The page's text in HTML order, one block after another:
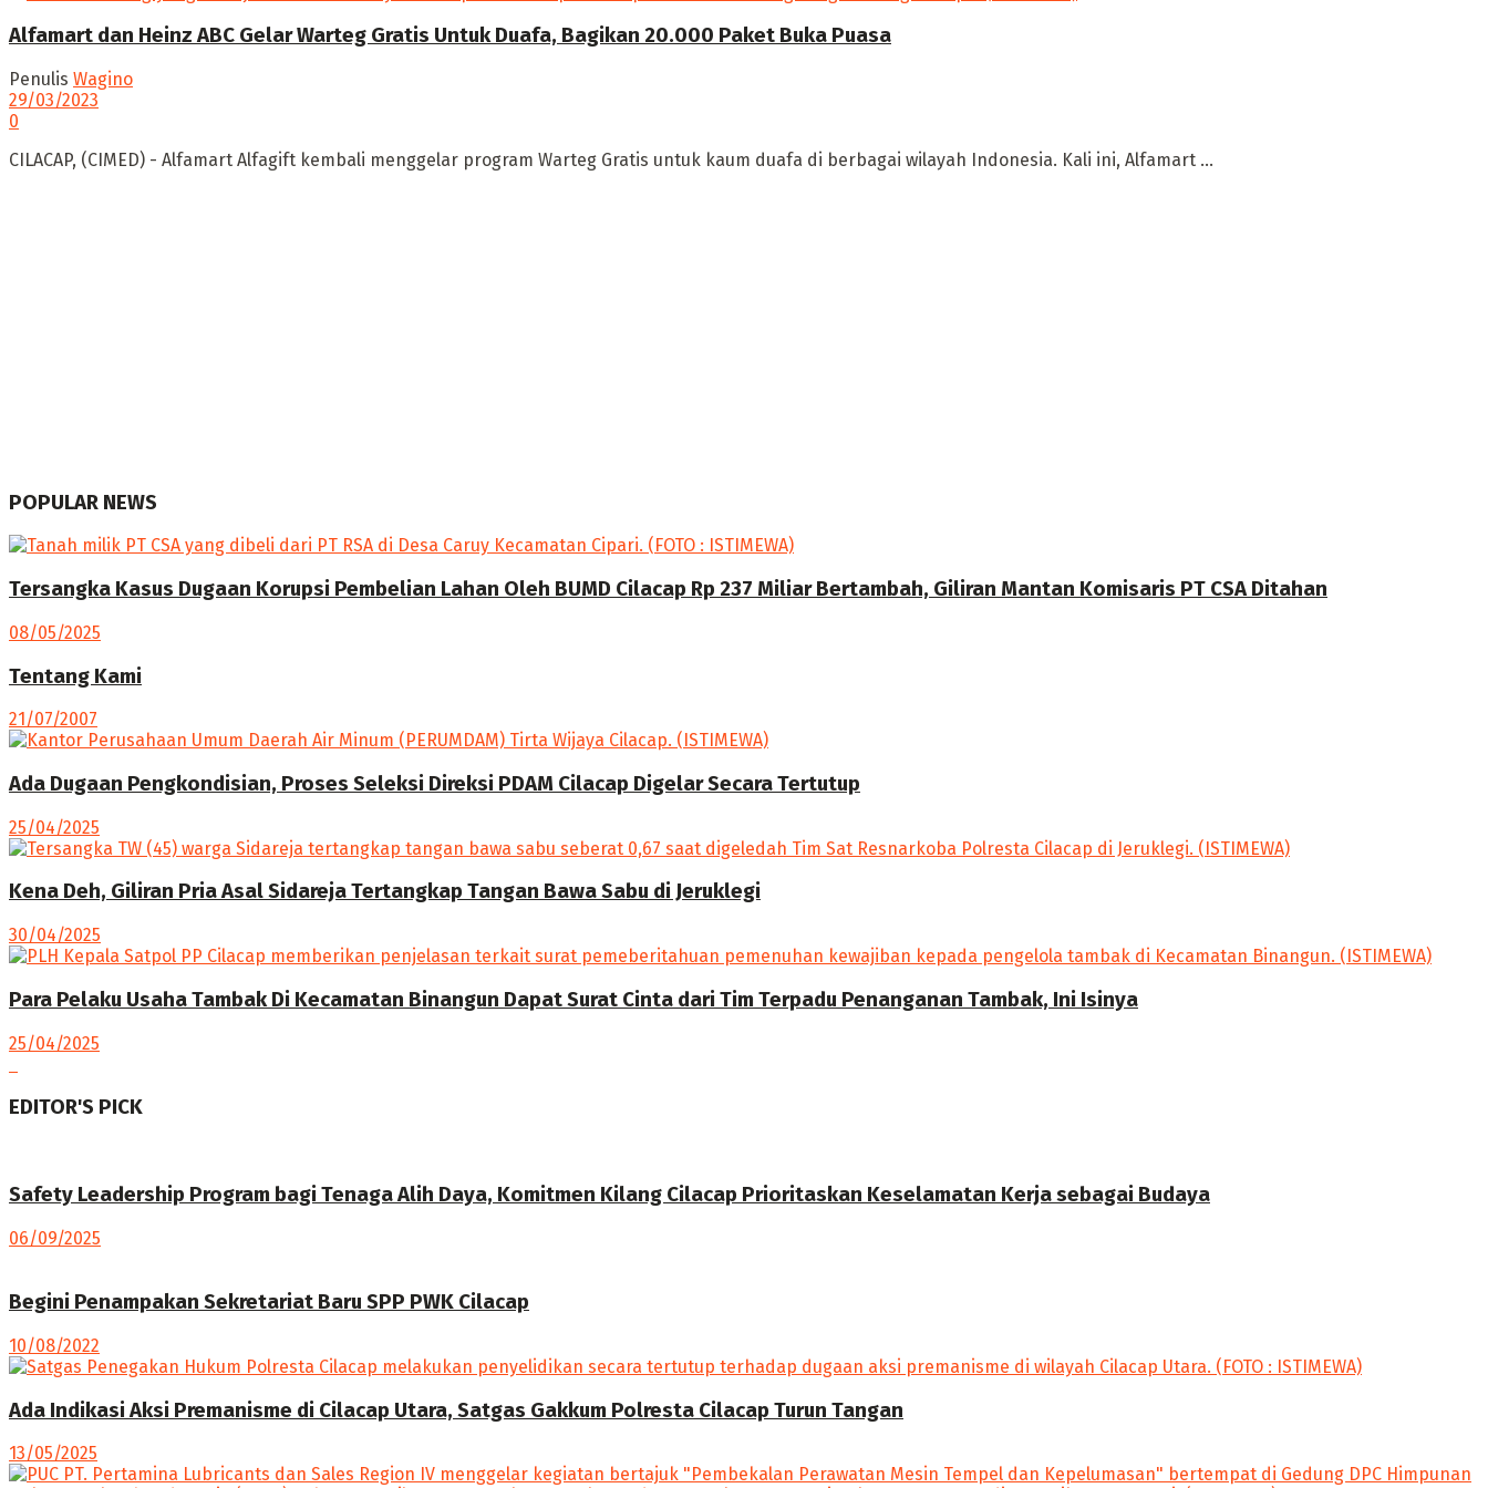
Alfamart dan Heinz ABC Gelar Warteg Gratis Untuk Duafa, Bagikan 20.000 Paket Buka Puasa
Penulis Wagino
29/03/2023
0
CILACAP, (CIMED) - Alfamart Alfagift kembali menggelar program Warteg Gratis untuk kaum duafa di berbagai wilayah Indonesia. Kali ini, Alfamart ...
POPULAR NEWS
Tersangka Kasus Dugaan Korupsi Pembelian Lahan Oleh BUMD Cilacap Rp 237 Miliar Bertambah, Giliran Mantan Komisaris PT CSA Ditahan
08/05/2025
Tentang Kami
21/07/2007
Ada Dugaan Pengkondisian, Proses Seleksi Direksi PDAM Cilacap Digelar Secara Tertutup
25/04/2025
Kena Deh, Giliran Pria Asal Sidareja Tertangkap Tangan Bawa Sabu di Jeruklegi
30/04/2025
Para Pelaku Usaha Tambak Di Kecamatan Binangun Dapat Surat Cinta dari Tim Terpadu Penanganan Tambak, Ini Isinya
25/04/2025
EDITOR'S PICK
Safety Leadership Program bagi Tenaga Alih Daya, Komitmen Kilang Cilacap Prioritaskan Keselamatan Kerja sebagai Budaya
06/09/2025
Begini Penampakan Sekretariat Baru SPP PWK Cilacap
10/08/2022
Ada Indikasi Aksi Premanisme di Cilacap Utara, Satgas Gakkum Polresta Cilacap Turun Tangan
13/05/2025